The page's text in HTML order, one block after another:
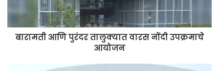
आयोजन
बारामती आणि पुरंदर तालुक्यात वारस नोंदी उपक्रमाचे
आयोजन